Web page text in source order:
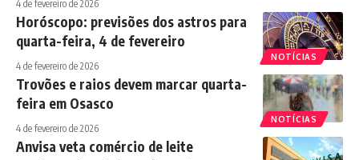
4 de fevereiro de 2026
NOTÍCIAS
Horóscopo: previsões dos astros para
quarta-feira, 4 de fevereiro
4 de fevereiro de 2026
NOTÍCIAS
Trovões e raios devem marcar quarta-
feira em Osasco
4 de fevereiro de 2026
Anvisa veta comércio de leite